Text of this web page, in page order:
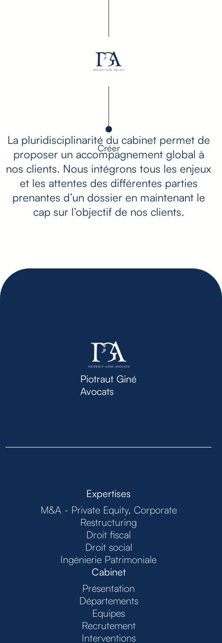
Créer
La pluridisciplinarité du cabinet permet de
proposer un accompagnement global à
nos clients. Nous intégrons tous les enjeux
et les attentes des différentes parties
prenantes d’un dossier en maintenant le
cap sur l’objectif de nos clients.
Piotraut Giné
Avocats
Expertises
M&A - Private Equity, Corporate
Restructuring
Droit fiscal
Droit social
Ingénierie Patrimoniale
Cabinet
Présentation
Départements
Equipes
Recrutement
Interventions